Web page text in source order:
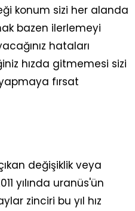
konum sizi her alanda
bazen ilerlemeyi
hataları
hızda gitmemesi sizi
fırsat
değişiklik veya
yılında uranüs'ün
zinciri bu yıl hız